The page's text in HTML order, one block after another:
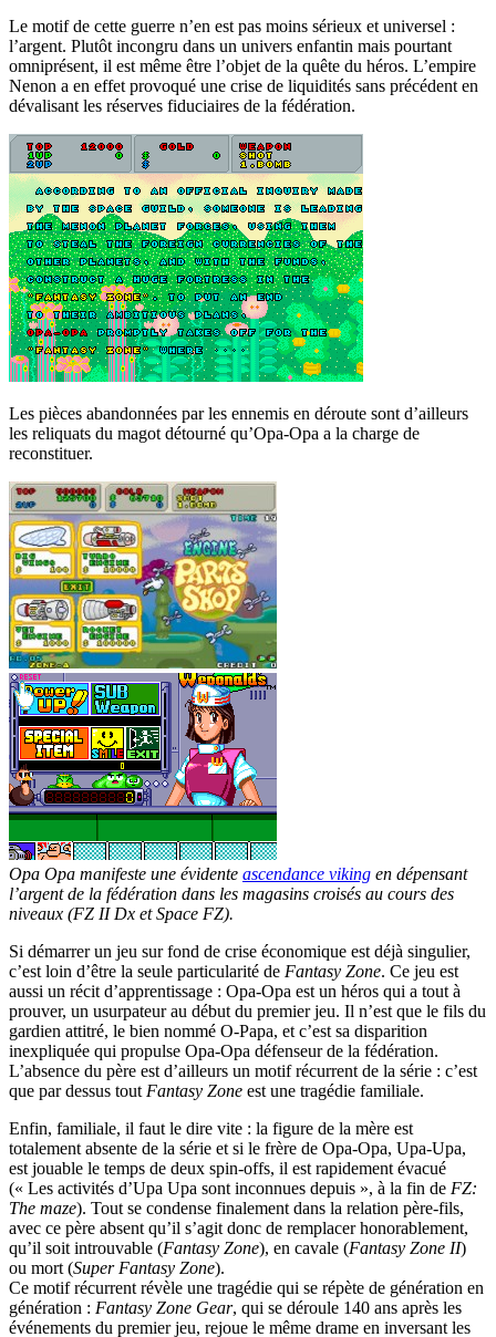
Le motif de cette guerre n’en est pas moins sérieux et universel :
l’argent. Plutôt incongru dans un univers enfantin mais pourtant
omniprésent, il est même être l’objet de la quête du héros. L’empire
Nenon a en effet provoqué une crise de liquidités sans précédent en
dévalisant les réserves fiduciaires de la fédération.
Les pièces abandonnées par les ennemis en déroute sont d’ailleurs
les reliquats du magot détourné qu’Opa-Opa a la charge de
reconstituer.
Opa Opa manifeste une évidente ascendance viking en dépensant
l’argent de la fédération dans les magasins croisés au cours des
niveaux (FZ II Dx et Space FZ).
Si démarrer un jeu sur fond de crise économique est déjà singulier,
c’est loin d’être la seule particularité de Fantasy Zone. Ce jeu est
aussi un récit d’apprentissage : Opa-Opa est un héros qui a tout à
prouver, un usurpateur au début du premier jeu. Il n’est que le fils du
gardien attitré, le bien nommé O-Papa, et c’est sa disparition
inexpliquée qui propulse Opa-Opa défenseur de la fédération.
L’absence du père est d’ailleurs un motif récurrent de la série : c’est
que par dessus tout Fantasy Zone est une tragédie familiale.
Enfin, familiale, il faut le dire vite : la figure de la mère est
totalement absente de la série et si le frère de Opa-Opa, Upa-Upa,
est jouable le temps de deux spin-offs, il est rapidement évacué
(« Les activités d’Upa Upa sont inconnues depuis », à la fin de FZ:
The maze). Tout se condense finalement dans la relation père-fils,
avec ce père absent qu’il s’agit donc de remplacer honorablement,
qu’il soit introuvable (Fantasy Zone), en cavale (Fantasy Zone II)
ou mort (Super Fantasy Zone).
Ce motif récurrent révèle une tragédie qui se répète de génération en
génération : Fantasy Zone Gear, qui se déroule 140 ans après les
événements du premier jeu, rejoue le même drame en inversant les